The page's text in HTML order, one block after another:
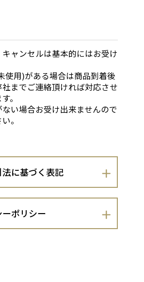
ャンセルは基本的にはお受け
使用)がある場合は商品到着後
社までご連絡頂ければ対応させ
。
い場合お受け出来ませんので
。
に基づく表記
ポリシー